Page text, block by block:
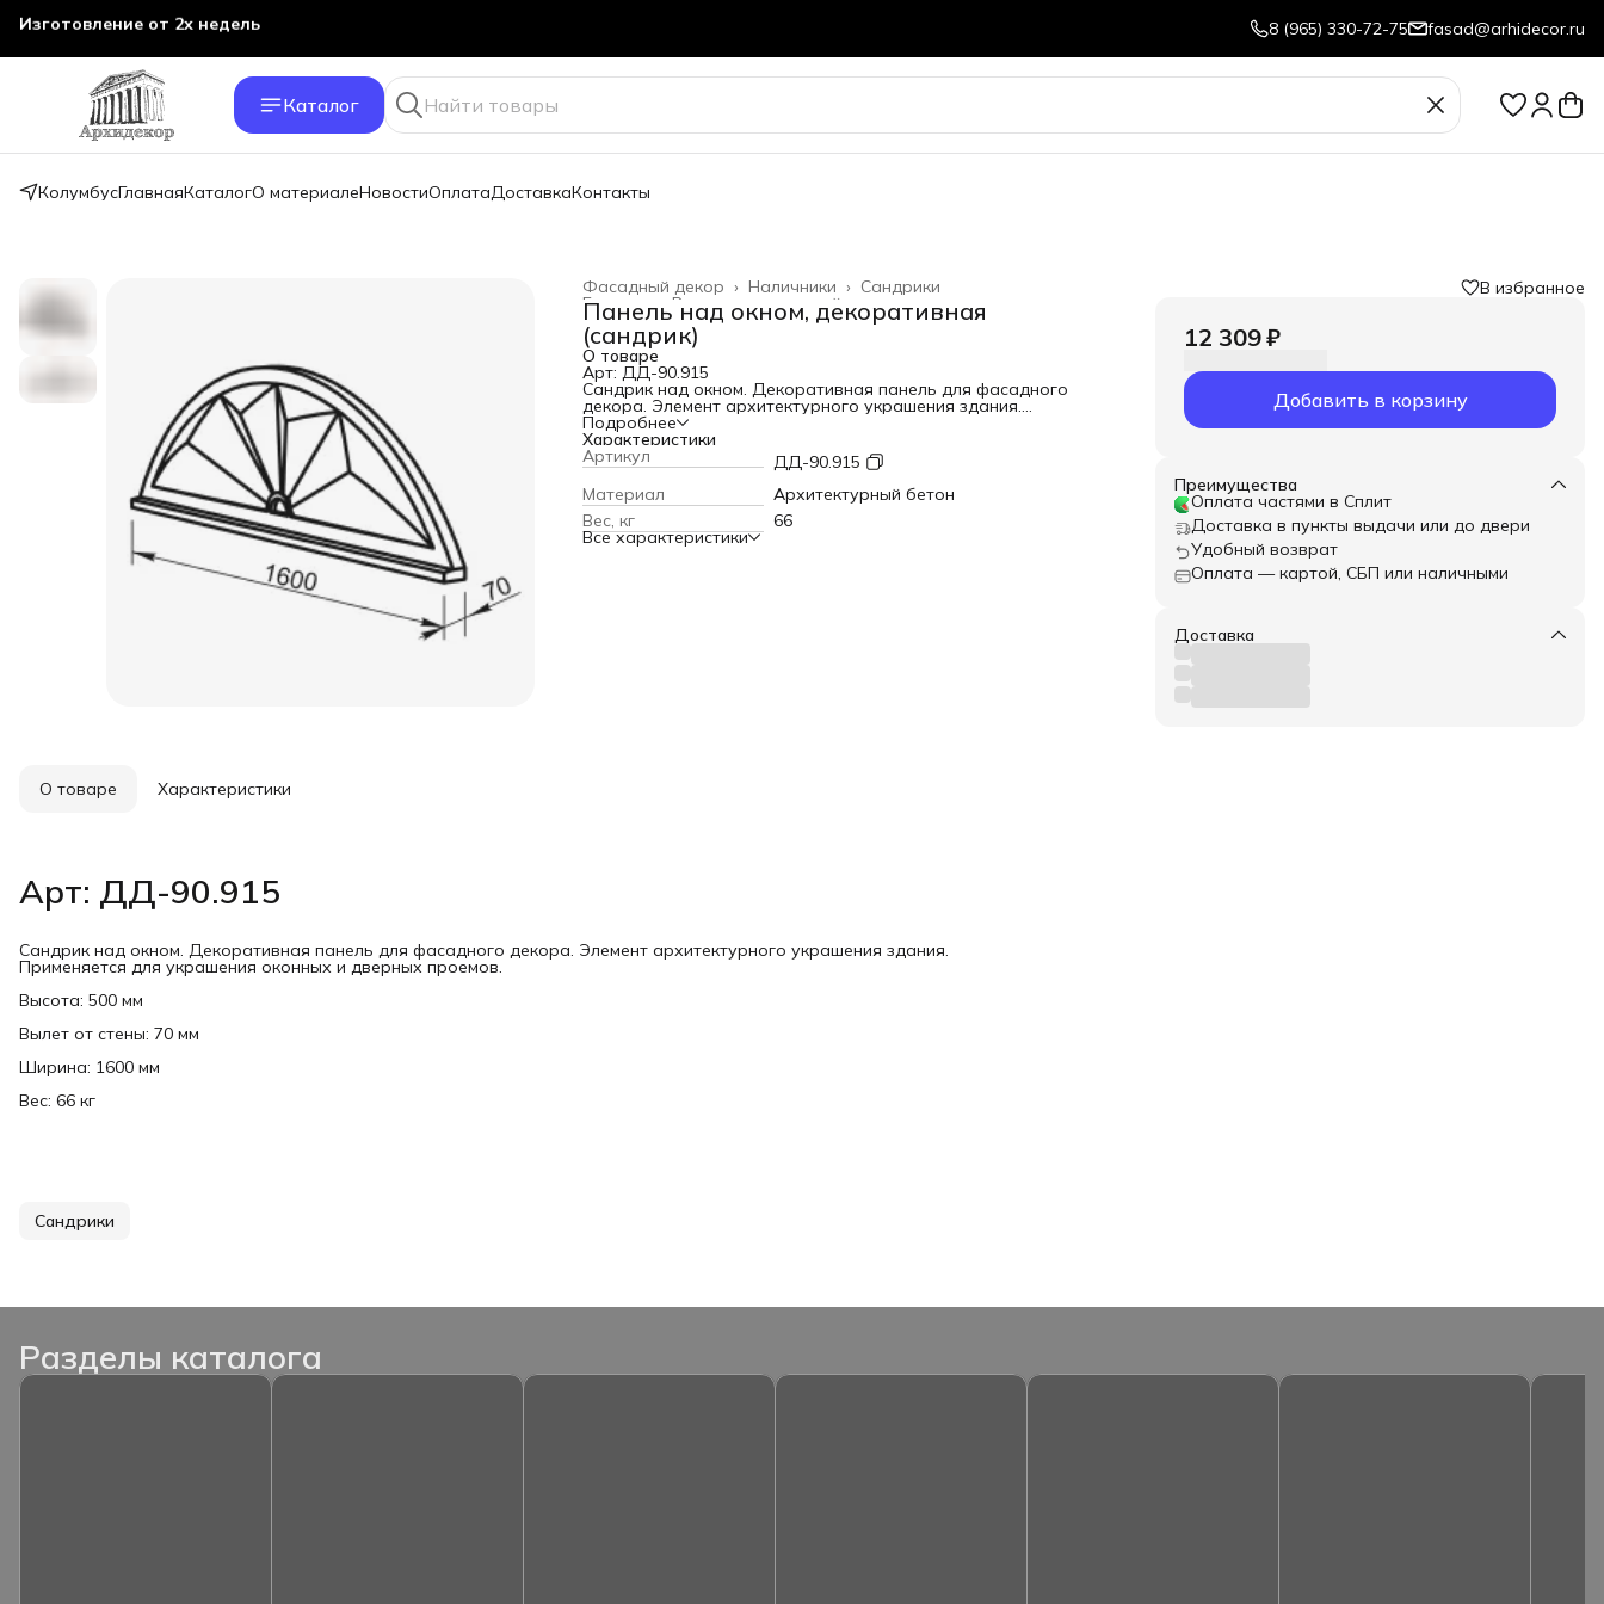
Изготовление от 2х недель 8 (965) 330-72-75 fasad@arhidecor.ru
Каталог
КолумбусГлавнаяКаталогО материалеНовостиОплатаДоставкаКонтакты
Сандрики
Наличники ›
Фасадный декор ›
Весь архитектурный декор ›
Главная ›
Панель над окном, декоративная
(сандрик)
О товаре
Арт: ДД-90.915
Сандрик над окном. Декоративная панель для фасадного
декора. Элемент архитектурного украшения здания.
Применяется для украшения оконных и дверных проемов.
Высота: 500 мм
Вылет от стены: 70 мм
Ширина: 1600 мм
Вес: 66 кг
Подробнее
Характеристики
Артикул
ДД-90.915
Материал
Архитектурный бетон
Вес, кг
66
Все характеристики
В избранное
12 309 ₽
Добавить в корзину
Преимущества
Оплата частями в Сплит
Доставка в пункты выдачи или до двери
Удобный возврат
Оплата — картой, СБП или наличными
Доставка
О товаре Характеристики
Арт: ДД-90.915
Сандрик над окном. Декоративная панель для фасадного декора. Элемент архитектурного украшения здания.
Применяется для украшения оконных и дверных проемов.
Высота: 500 мм
Вылет от стены: 70 мм
Ширина: 1600 мм
Вес: 66 кг
Сандрики
Разделы каталога